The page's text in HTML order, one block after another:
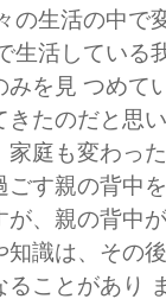
の生活の中で
生活している
を見 つめて
たのだと思
庭も変わっ
す親の背中
、親の背中
識は、その
ことがあり